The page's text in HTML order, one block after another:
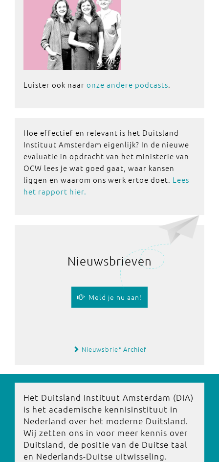
Luister ook naar onze andere podcasts.
Hoe effectief en relevant is het Duitsland
Instituut Amsterdam eigenlijk? In de nieuwe
evaluatie in opdracht van het ministerie van
OCW lees je wat goed gaat, waar kansen
liggen en waarom ons werk ertoe doet. Lees
het rapport hier.
Nieuwsbrieven
Meld je nu aan!
Nieuwsbrief Archief
Het Duitsland Instituut Amsterdam (DIA)
is het academische kennisinstituut in
Nederland over het moderne Duitsland.
Wij zetten ons in voor meer kennis over
Duitsland, de positie van de Duitse taal
en Nederlands-Duitse uitwisseling.